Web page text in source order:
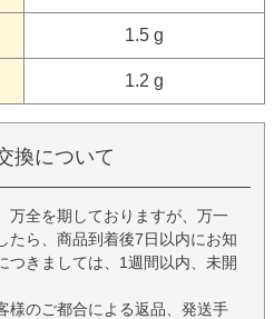
1.5 g
1.2 g
換について
万全を期しておりますが、万一
たら、商品到着後7日以内にお知
つきましては、1週間以内、未開
様のご都合による返品、発送手